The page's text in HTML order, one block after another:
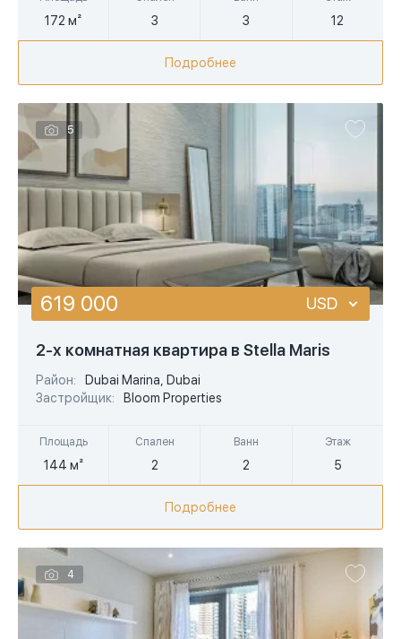
172 м² 3 3 12
Подробнее
5
2-х комнатная квартира в Stella Maris
Район:
Dubai Marina, Dubai
Застройщик:
Bloom Properties
Площадь
144 м²
Спален
2
Ванн
2
Этаж
5
619 000 USD
USD
Подробнее
4